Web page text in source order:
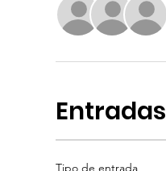
Entradas
Tipo de entrada